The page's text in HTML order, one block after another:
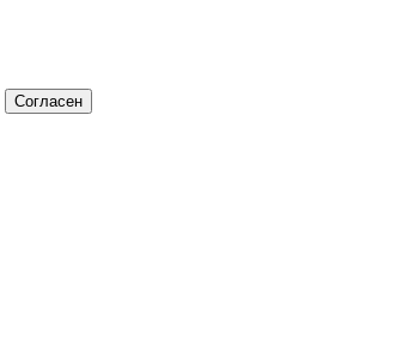
Согласен